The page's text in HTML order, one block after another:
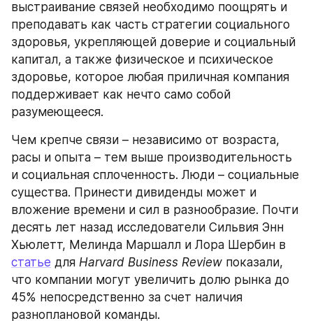
выстраивание связей необходимо поощрять и
преподавать как часть стратегии социального
здоровья, укрепляющей доверие и социальный
капитал, а также физическое и психическое
здоровье, которое любая приличная компания
поддерживает как нечто само собой
разумеющееся.
Чем крепче связи – независимо от возраста,
расы и опыта – тем выше производительность
и социальная сплоченность. Люди – социальные
существа. Принести дивиденды может и
вложение времени и сил в разнообразие. Почти
десять лет назад исследователи Сильвия Энн
статье для Harvard Business Review показали,
что компании могут увеличить долю рынка до
45% непосредственно за счет наличия
разноплановой команды.